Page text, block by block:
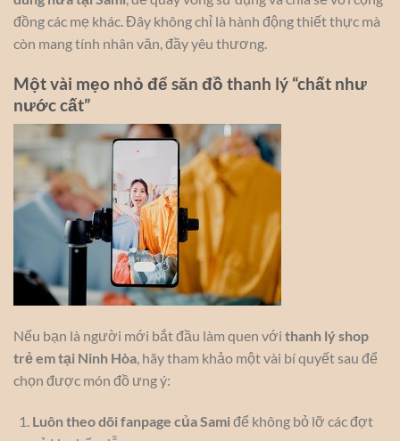
đồng các mẹ khác. Đây không chỉ là hành động thiết thực mà
còn mang tính nhân văn, đầy yêu thương.
Một vài mẹo nhỏ để săn đồ thanh lý “chất như
nước cất”
Nếu bạn là người mới bắt đầu làm quen với thanh lý shop
trẻ em tại Ninh Hòa, hãy tham khảo một vài bí quyết sau để
chọn được món đồ ưng ý:
Luôn theo dõi fanpage của Samiđể không bỏ lỡ các đợt